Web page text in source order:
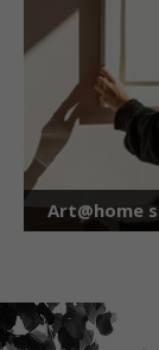
Art@home